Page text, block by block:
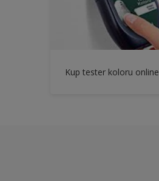
Kup tester koloru online